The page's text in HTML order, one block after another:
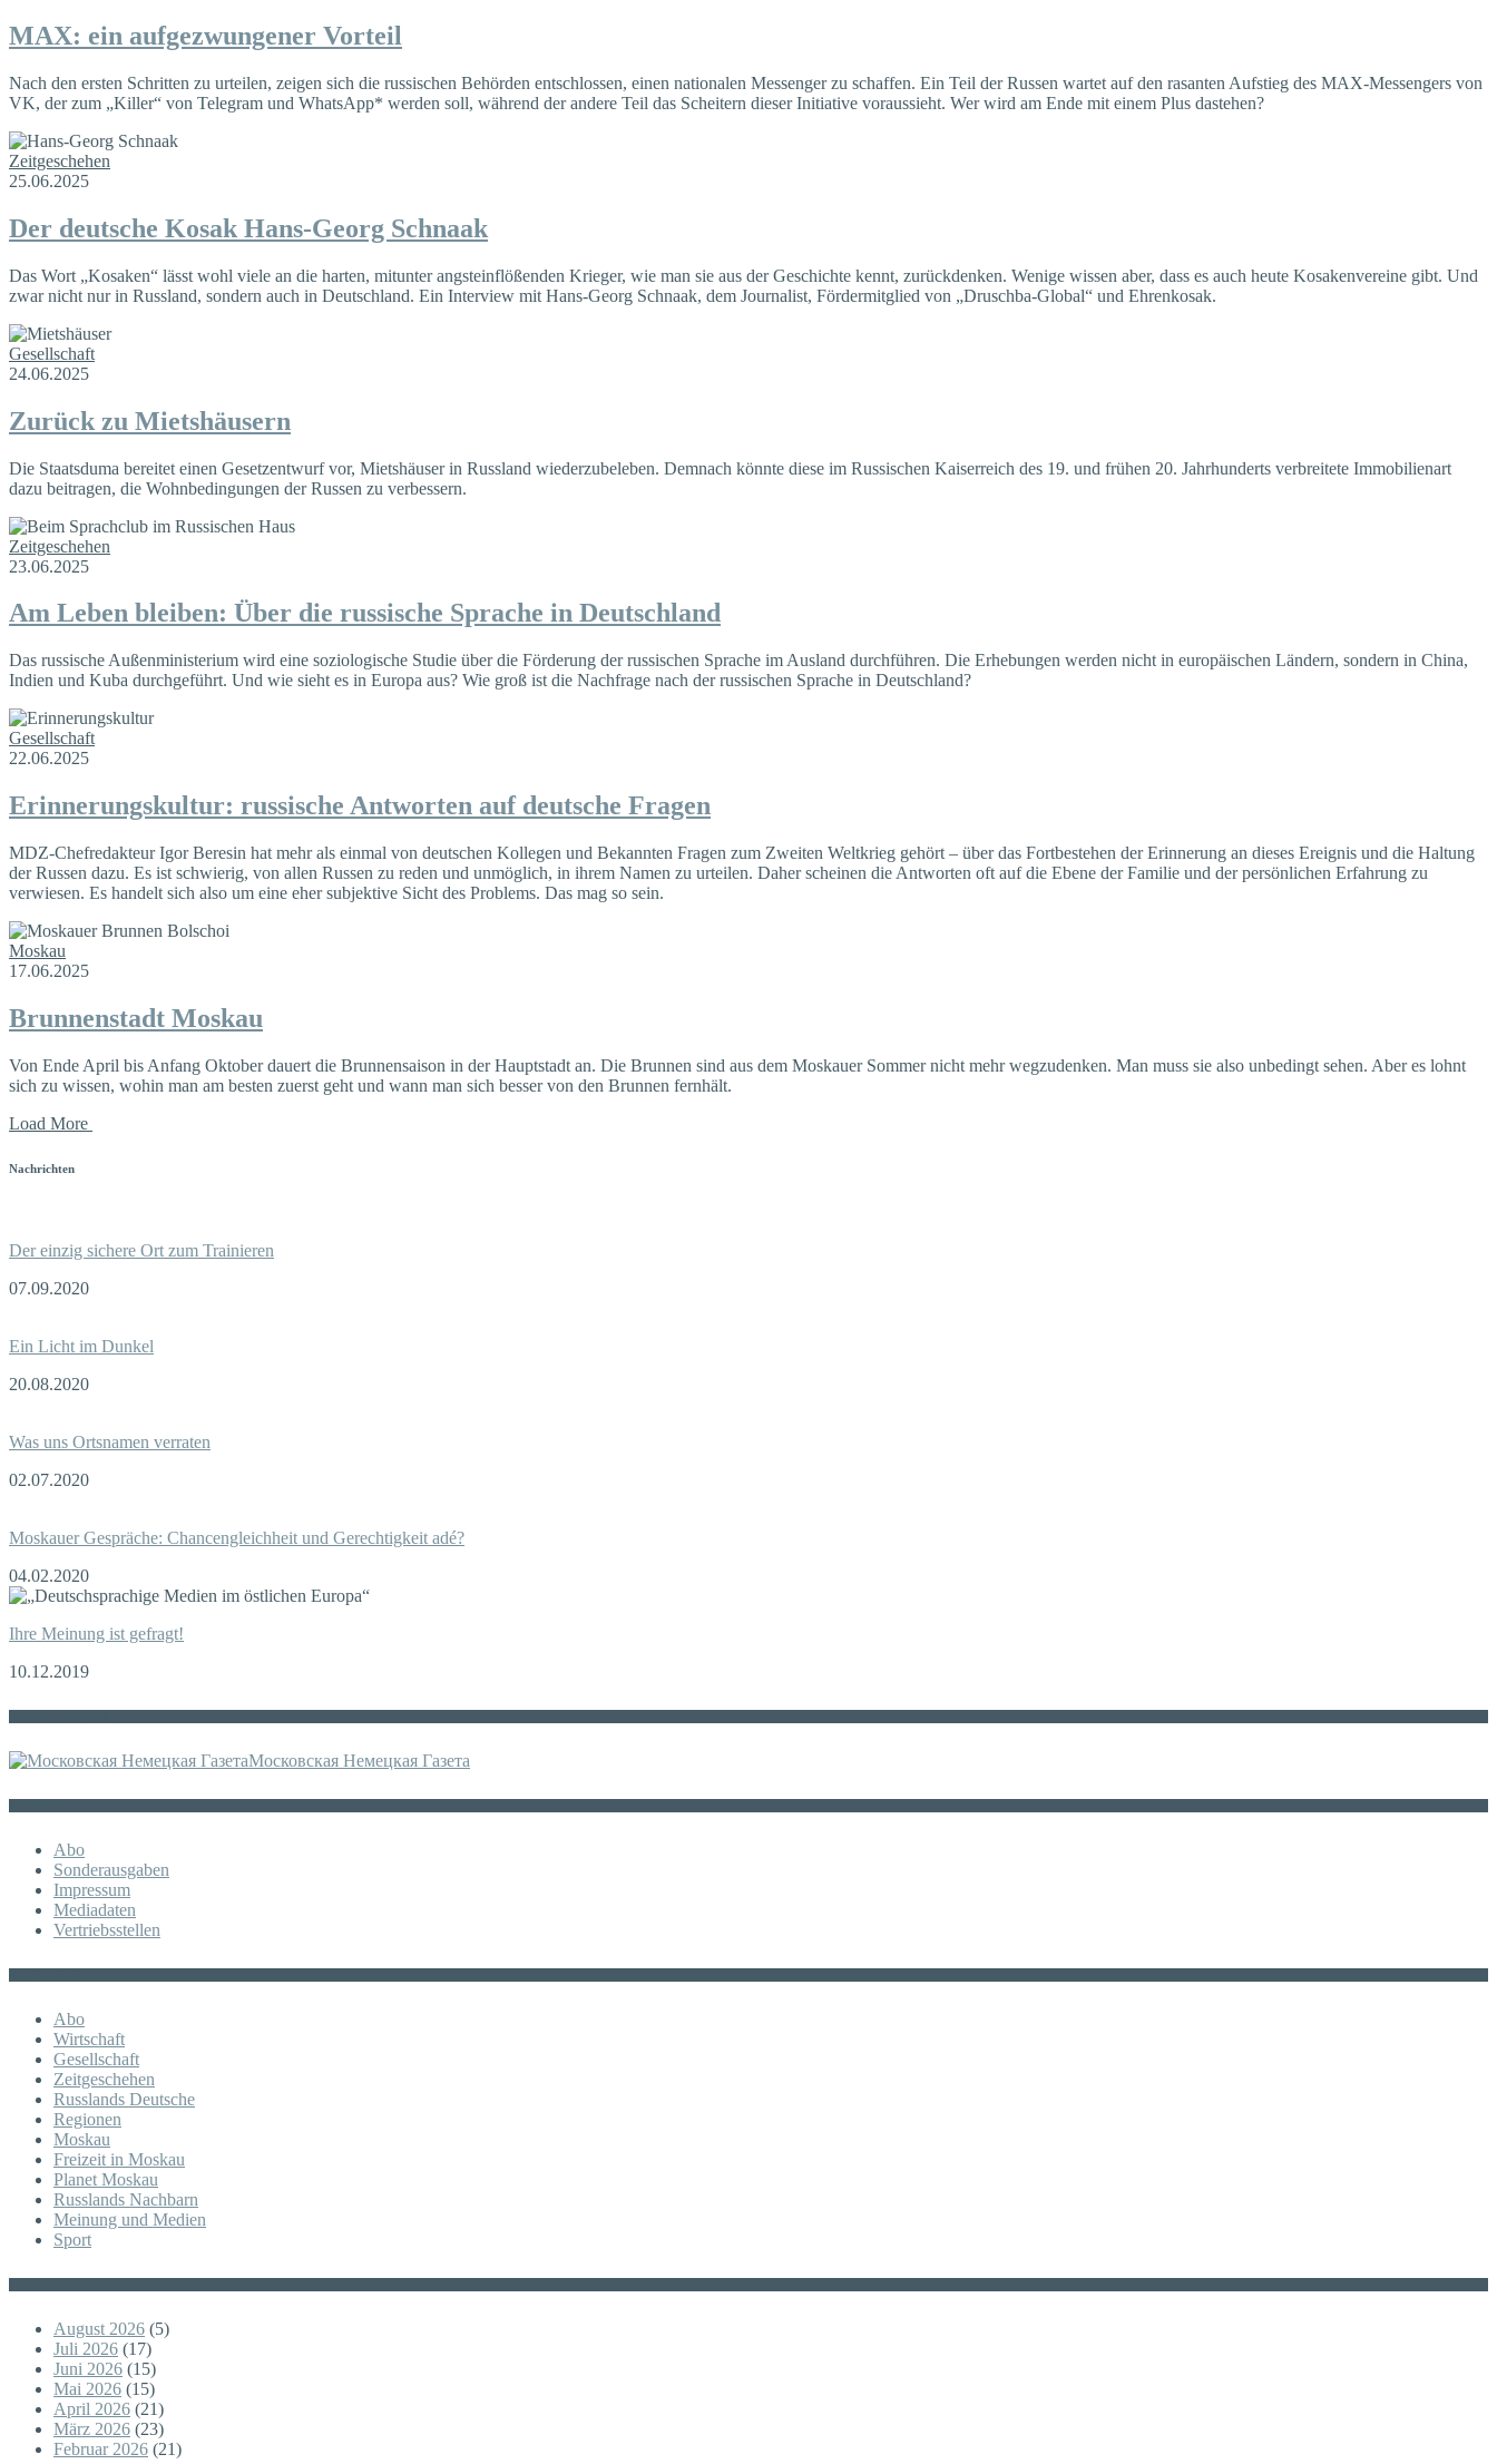
MAX: ein aufgezwungener Vorteil
Nach den ersten Schritten zu urteilen, zeigen sich die russischen Behörden entschlossen, einen nationalen Messenger zu schaffen. Ein Teil der Russen wartet auf den rasanten Aufstieg des MAX-Messengers von
VK, der zum „Killer“ von Telegram und WhatsApp* werden soll, während der andere Teil das Scheitern dieser Initiative voraussieht. Wer wird am Ende mit einem Plus dastehen?
Zeitgeschehen
25.06.2025
Der deutsche Kosak Hans-Georg Schnaak
Das Wort „Kosaken“ lässt wohl viele an die harten, mitunter angsteinflößenden Krieger, wie man sie aus der Geschichte kennt, zurückdenken. Wenige wissen aber, dass es auch heute Kosakenvereine gibt. Und
zwar nicht nur in Russland, sondern auch in Deutschland. Ein Interview mit Hans-Georg Schnaak, dem Journalist, Fördermitglied von „Druschba-Global“ und Ehrenkosak.
Gesellschaft
24.06.2025
Zurück zu Mietshäusern
Die Staatsduma bereitet einen Gesetzentwurf vor, Mietshäuser in Russland wiederzubeleben. Demnach könnte diese im Russischen Kaiserreich des 19. und frühen 20. Jahrhunderts verbreitete Immobilienart
dazu beitragen, die Wohnbedingungen der Russen zu verbessern.
Zeitgeschehen
23.06.2025
Am Leben bleiben: Über die russische Sprache in Deutschland
Das russische Außenministerium wird eine soziologische Studie über die Förderung der russischen Sprache im Ausland durchführen. Die Erhebungen werden nicht in europäischen Ländern, sondern in China,
Indien und Kuba durchgeführt. Und wie sieht es in Europa aus? Wie groß ist die Nachfrage nach der russischen Sprache in Deutschland?
Gesellschaft
22.06.2025
Erinnerungskultur: russische Antworten auf deutsche Fragen
MDZ-Chefredakteur Igor Beresin hat mehr als einmal von deutschen Kollegen und Bekannten Fragen zum Zweiten Weltkrieg gehört – über das Fortbestehen der Erinnerung an dieses Ereignis und die Haltung
der Russen dazu. Es ist schwierig, von allen Russen zu reden und unmöglich, in ihrem Namen zu urteilen. Daher scheinen die Antworten oft auf die Ebene der Familie und der persönlichen Erfahrung zu
verwiesen. Es handelt sich also um eine eher subjektive Sicht des Problems. Das mag so sein.
Moskau
17.06.2025
Brunnenstadt Moskau
Von Ende April bis Anfang Oktober dauert die Brunnensaison in der Hauptstadt an. Die Brunnen sind aus dem Moskauer Sommer nicht mehr wegzudenken. Man muss sie also unbedingt sehen. Aber es lohnt
sich zu wissen, wohin man am besten zuerst geht und wann man sich besser von den Brunnen fernhält.
Load More
Nachrichten
Der einzig sichere Ort zum Trainieren
07.09.2020
Ein Licht im Dunkel
20.08.2020
Was uns Ortsnamen verraten
02.07.2020
Moskauer Gespräche: Chancengleichheit und Gerechtigkeit adé?
04.02.2020
Ihre Meinung ist gefragt!
10.12.2019
Московская Немецкая Газета
Abo
Sonderausgaben
Impressum
Mediadaten
Vertriebsstellen
Abo
Wirtschaft
Gesellschaft
Zeitgeschehen
Russlands Deutsche
Regionen
Moskau
Freizeit in Moskau
Planet Moskau
Russlands Nachbarn
Meinung und Medien
Sport
August 2026 (5)
Juli 2026 (17)
Juni 2026 (15)
Mai 2026 (15)
April 2026 (21)
März 2026 (23)
Februar 2026 (21)